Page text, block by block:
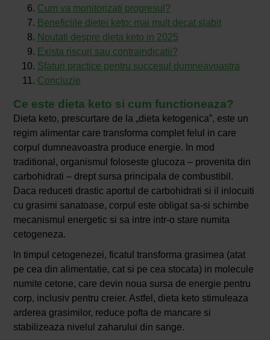
Cum va monitorizati progresul?
Beneficiile dietei keto: mai mult decat slabit
Noutati despre dieta keto in 2025
Exista riscuri sau contraindicatii?
Sfaturi practice pentru succesul dumneavoastra
Concluzie
Ce este dieta keto si cum functioneaza?
Dieta keto, prescurtare de la „dieta ketogenica”, este un
regim alimentar care transforma complet felul in care
corpul dumneavoastra produce energie. In mod
traditional, organismul foloseste glucoza – provenita din
carbohidrati – drept sursa principala de combustibil.
Daca reduceti drastic aportul de carbohidrati si il inlocuiti
cu grasimi sanatoase, corpul este obligat sa-si schimbe
mecanismul energetic si sa intre intr-o stare numita
cetogeneza.
In timpul cetogenezei, ficatul transforma grasimea (atat
pe cea din alimentatie, cat si pe cea stocata) in molecule
numite cetone, care devin noua sursa de energie pentru
corp, inclusiv pentru creier. Astfel, dieta keto stimuleaza
arderea grasimilor, reduce pofta de mancare si
stabilizeaza nivelul zaharului din sange.